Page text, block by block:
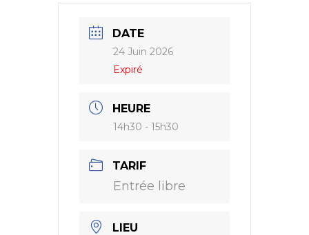
DATE
24 Juin 2026
Expiré
HEURE
14h30 - 15h30
TARIF
Entrée libre
LIEU